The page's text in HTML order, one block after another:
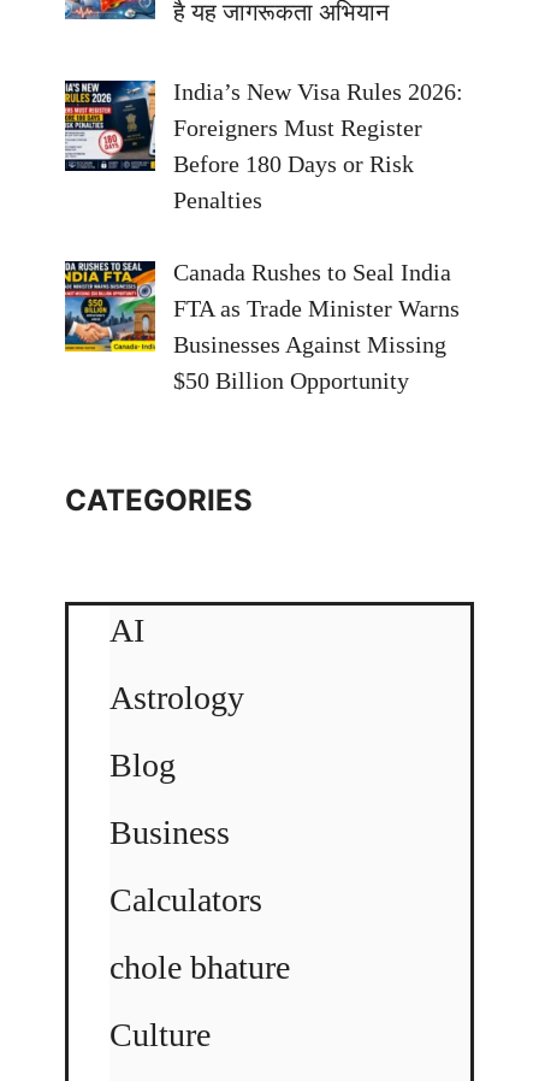
है यह जागरूकता अभियान
India’s New Visa Rules 2026:
Foreigners Must Register
Before 180 Days or Risk
Penalties
Canada Rushes to Seal India
FTA as Trade Minister Warns
Businesses Against Missing
$50 Billion Opportunity
CATEGORIES
AI
Astrology
Blog
Business
Calculators
chole bhature
Culture